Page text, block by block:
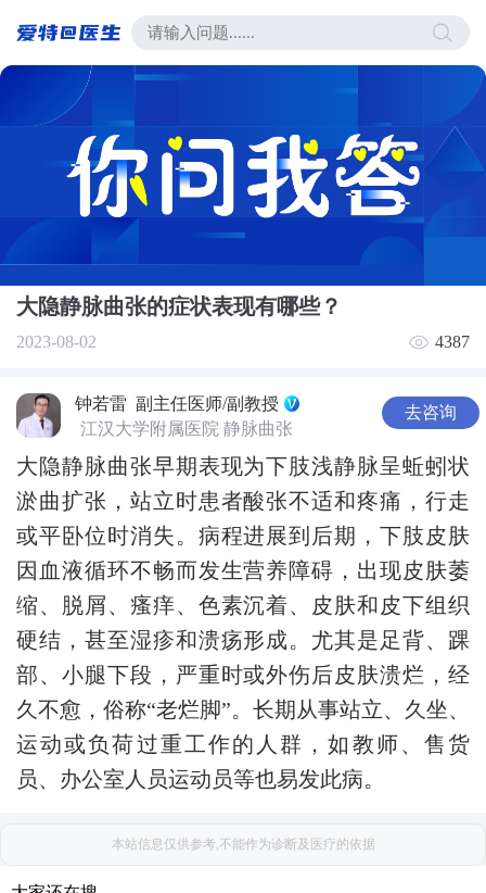
大隐静脉曲张的症状表现有哪些？
2023-08-02 4387
钟若雷 副主任医师/副教授
去咨询
江汉大学附属医院 静脉曲张
大隐静脉曲张早期表现为下肢浅静脉呈蚯蚓状
淤曲扩张，站立时患者酸张不适和疼痛，行走
或平卧位时消失。病程进展到后期，下肢皮肤
因血液循环不畅而发生营养障碍，出现皮肤萎
缩、脱屑、瘙痒、色素沉着、皮肤和皮下组织
硬结，甚至湿疹和溃疡形成。尤其是足背、踝
部、小腿下段，严重时或外伤后皮肤溃烂，经
久不愈，俗称“老烂脚”。长期从事站立、久坐、
运动或负荷过重工作的人群，如教师、售货
员、办公室人员运动员等也易发此病。
本站信息仅供参考,不能作为诊断及医疗的依据